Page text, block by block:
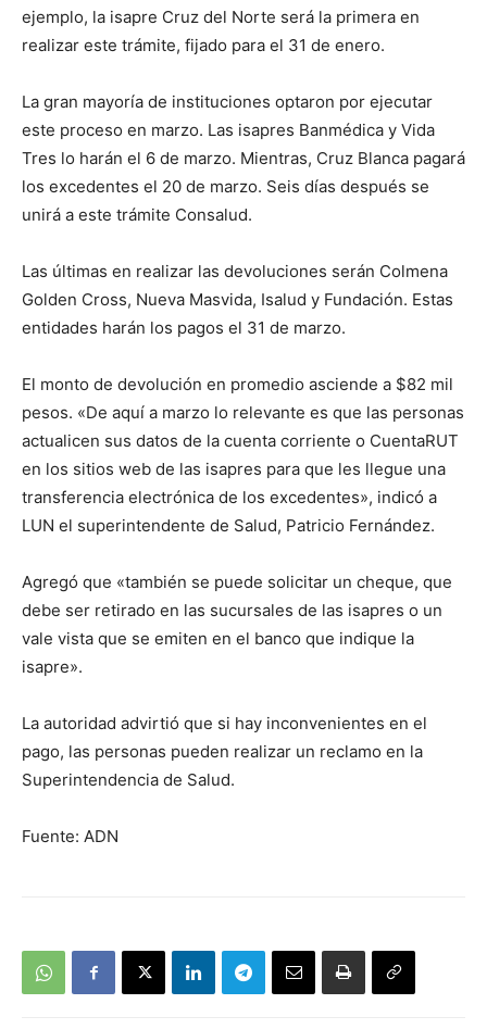
ejemplo, la isapre Cruz del Norte será la primera en
realizar este trámite, fijado para el 31 de enero.
La gran mayoría de instituciones optaron por ejecutar
este proceso en marzo. Las isapres Banmédica y Vida
Tres lo harán el 6 de marzo. Mientras, Cruz Blanca pagará
los excedentes el 20 de marzo. Seis días después se
unirá a este trámite Consalud.
Las últimas en realizar las devoluciones serán Colmena
Golden Cross, Nueva Masvida, Isalud y Fundación. Estas
entidades harán los pagos el 31 de marzo.
El monto de devolución en promedio asciende a $82 mil
pesos. «De aquí a marzo lo relevante es que las personas
actualicen sus datos de la cuenta corriente o CuentaRUT
en los sitios web de las isapres para que les llegue una
transferencia electrónica de los excedentes», indicó a
LUN el superintendente de Salud, Patricio Fernández.
Agregó que «también se puede solicitar un cheque, que
debe ser retirado en las sucursales de las isapres o un
vale vista que se emiten en el banco que indique la
isapre».
La autoridad advirtió que si hay inconvenientes en el
pago, las personas pueden realizar un reclamo en la
Superintendencia de Salud.
Fuente: ADN